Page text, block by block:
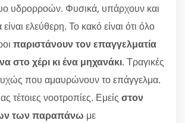
υδρορροών. Φυσικά, υπάρχουν και
ελεύθερη. Το κακό είναι ότι όλο
παριστάνουν τον επαγγελματία
στο χέρι κι ένα μηχανάκι. Τραγικές
που αμαυρώνουν το επάγγελμα.
τέτοιες νοοτροπίες. Εμείς στον
των παραπάνω με